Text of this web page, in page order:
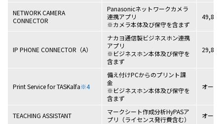
NETWORK CAMERA
CONNECTOR
Panasonicネットワークカメラ
連携アプリ
※カメラ本体及び保守を含まず
IP PHONE CONNECTOR（A）
ナカヨ通信製ビジネスホン連携
アプリ
※ビジネスホン本体及び保守を
含まず
Print Service for TASKalfa※4
備え付けPCからのプリント課
金
※ビジネスホン本体及び保守を
含まず
オー
TEACHING ASSISTANT
マークシート作成分析HyPASア
プリ（ライセンス発行費含む）
オー